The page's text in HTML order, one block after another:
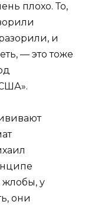
плохо. То,
и
— это тоже
у
они